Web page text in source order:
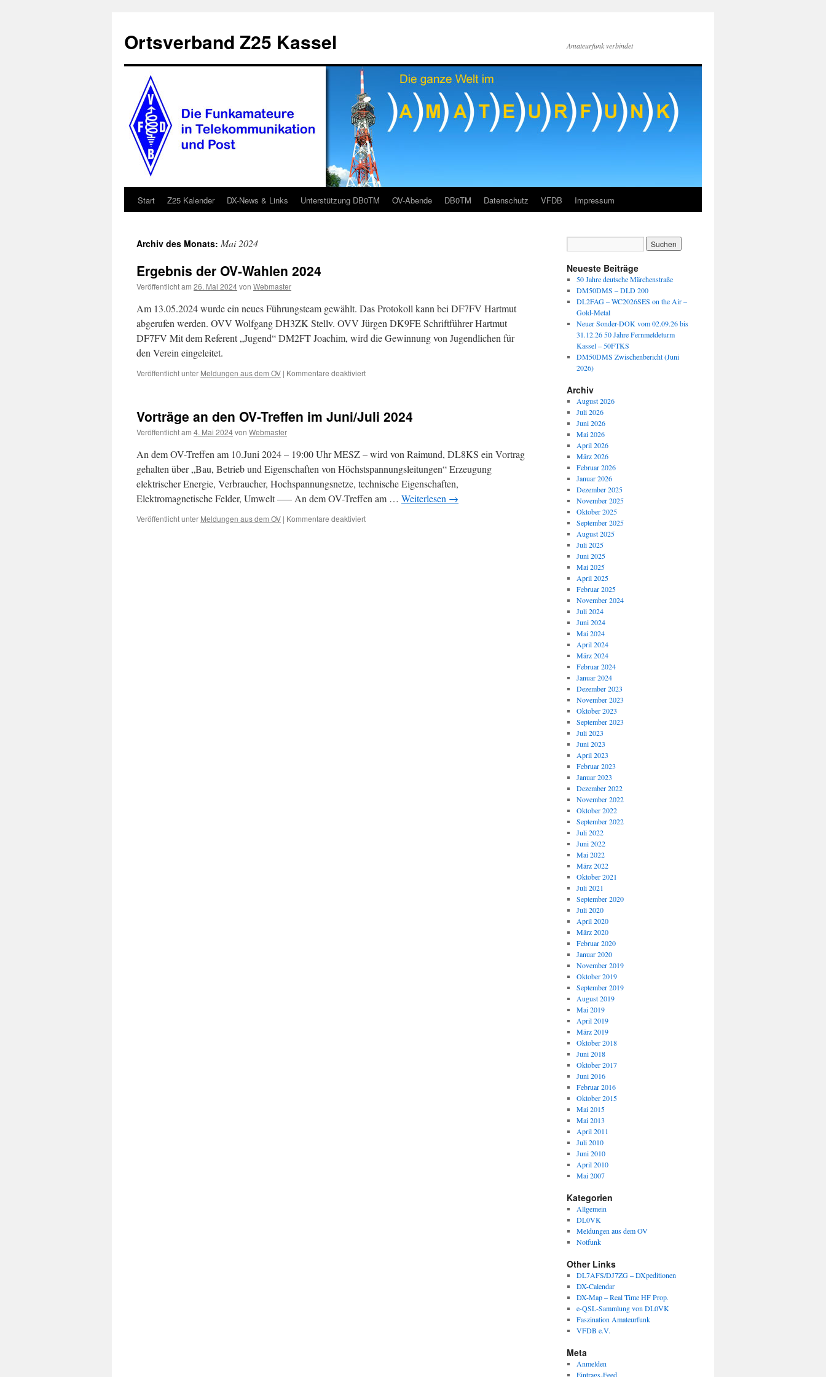
springen
Ortsverband Z25 Kassel Amateurfunk verbindet
Start Z25 Kalender DX-News & Links Unterstützung DB0TM OV-Abende DB0TM Datenschutz VFDB Impressum
Archiv des Monats: Mai 2024
Ergebnis der OV-Wahlen 2024
Veröffentlicht am 26. Mai 2024von Webmaster
Am 13.05.2024 wurde ein neues Führungsteam gewählt. Das Protokoll kann bei DF7FV Hartmut
abgerufen werden. OVV Wolfgang DH3ZK Stellv. OVV Jürgen DK9FE Schriftführer Hartmut
DF7FV Mit dem Referent „Jugend“ DM2FT Joachim, wird die Gewinnung von Jugendlichen für
den Verein eingeleitet.
Veröffentlicht unter Meldungen aus dem OV | Kommentare deaktiviertfür
Wahlen
Vorträge an den OV-Treffen im Juni/Juli 2024
Veröffentlicht am 4. Mai 2024von Webmaster
An dem OV-Treffen am 10.Juni 2024 – 19:00 Uhr MESZ – wird von Raimund, DL8KS ein Vortrag
gehalten über „Bau, Betrieb und Eigenschaften von Höchstspannungsleitungen“ Erzeugung
elektrischer Energie, Verbraucher, Hochspannungsnetze, technische Eigenschaften,
Elektromagnetische Felder, Umwelt —– An dem OV-Treffen am … Weiterlesen →
Veröffentlicht unter Meldungen aus dem OV | Kommentare deaktiviertfür
Neueste Beiträge
50 Jahre deutsche Märchenstraße
DM50DMS – DLD 200
DL2FAG – WC2026SES on the Air –
Gold-Metal
Neuer Sonder-DOK vom 02.09.26 bis
31.12.26 50 Jahre Fernmeldeturm
Kassel – 50FTKS
DM50DMS Zwischenbericht (Juni
2026)
Archiv
August 2026
Juli 2026
Juni 2026
Mai 2026
April 2026
März 2026
Februar 2026
Januar 2026
Dezember 2025
November 2025
Oktober 2025
September 2025
August 2025
Juli 2025
Juni 2025
Mai 2025
April 2025
Februar 2025
November 2024
Juli 2024
Juni 2024
Mai 2024
April 2024
März 2024
Februar 2024
Januar 2024
Dezember 2023
November 2023
Oktober 2023
September 2023
Juli 2023
Juni 2023
April 2023
Februar 2023
Januar 2023
Dezember 2022
November 2022
Oktober 2022
September 2022
Juli 2022
Juni 2022
Mai 2022
März 2022
Oktober 2021
Juli 2021
September 2020
Juli 2020
April 2020
März 2020
Februar 2020
Januar 2020
November 2019
Oktober 2019
September 2019
August 2019
Mai 2019
April 2019
März 2019
Oktober 2018
Juni 2018
Oktober 2017
Juni 2016
Februar 2016
Oktober 2015
Mai 2015
Mai 2013
April 2011
Juli 2010
Juni 2010
April 2010
Mai 2007
Kategorien
Allgemein
DL0VK
Meldungen aus dem OV
Notfunk
Other Links
DL7AFS/DJ7ZG – DXpeditionen
DX-Calendar
DX-Map – Real Time HF Prop.
e-QSL-Sammlung von DL0VK
Faszination Amateurfunk
VFDB e.V.
Meta
Anmelden
Eintrags-Feed